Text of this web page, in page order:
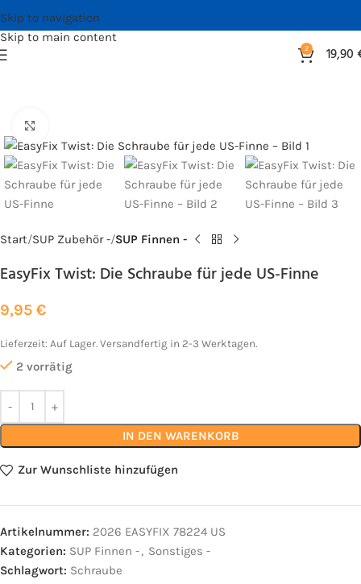
Skip to navigation
Skip to main content
2 19,90
Start SUP Zubehör - SUP Finnen -
EasyFix Twist: Die Schraube für jede US-Finne
9,95 €
Lieferzeit: Auf Lager. Versandfertig in 2-3 Werktagen.
2 vorrätig
IN DEN WARENKORB
Zur Wunschliste hinzufügen
Artikelnummer: 2026 EASYFIX 78224 US
Kategorien: SUP Finnen -, Sonstiges -
Schlagwort: Schraube